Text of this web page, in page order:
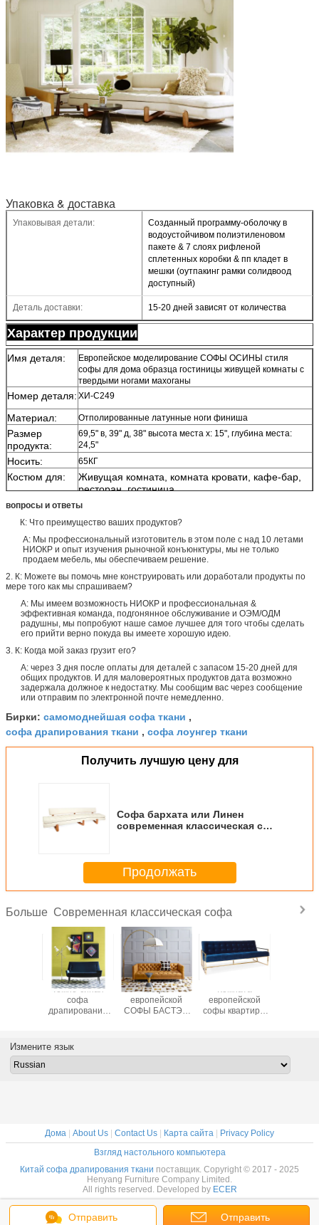
Упаковка & доставка
Упаковывая детали:
Созданный программу-оболочку в
водоустойчивом полиэтиленовом
пакете & 7 слоях рифленой
сплетенных коробки & пп кладет в
мешки (оутпакинг рамки солидвоод
доступный)
Деталь доставки: 15-20 дней зависят от количества
Характер продукции
Имя деталя:
Европейское моделирование СОФЫ ОСИНЫ стиля
софы для дома образца гостиницы живущей комнаты с
твердыми ногами махоганы
Номер деталя: ХИ-С249
Материал: Отполированные латунные ноги финиша
Размер
продукта:
69,5" в, 39" д, 38" высота места х: 15", глубина места:
24,5"
Носить: 65КГ
Костюм для:
Живущая комната, комната кровати, кафе-бар,
ресторан, гостиница
Огнеупорный: да
Проверка
3 лет
вопросы и ответы
К: Что преимущество ваших продуктов?
А: Мы профессиональный изготовитель в этом поле с над 10 летами
НИОКР и опыт изучения рыночной конъюнктуры, мы не только
продаем мебель, мы обеспечиваем решение.
2. К: Можете вы помочь мне конструировать или доработали продукты по
мере того как мы спрашиваем?
А: Мы имеем возможность НИОКР и профессиональная &
эффективная команда, подгонянное обслуживание и ОЭМ/ОДМ
радушны, мы попробуют наше самое лучшее для того чтобы сделать
его прийти верно покуда вы имеете хорошую идею.
3. К: Когда мой заказ грузит его?
А: через 3 дня после оплаты для деталей с запасом 15-20 дней для
общих продуктов. И для маловероятных продуктов дата возможно
задержала должное к недостатку. Мы сообщим вас через сообщение
или отправим по электронной почте немедленно.
Бирки: самомоднейшая софа ткани ,
софа драпирования ткани , софа лоунгер ткани
Получить лучшую цену для
Софа бархата или Линен
современная классическая с
Продолжать
Больше Современная классическая софа
Темно-синая
софа
драпирования
софы ткани
европейский
Софа
европейской
СОФЫ БАСТЭР
живущей
гостиницы
Комната
европейской
софы квартиры
живущая с
Отправить Отправить
Измените язык
Дома | About Us | Contact Us | Карта сайта | Privacy Policy
Взгляд настольного компьютера
Китай софа драпирования ткани поставщик. Copyright © 2017 - 2025
Henyang Furniture Company Limited.
All rights reserved. Developed by ECER